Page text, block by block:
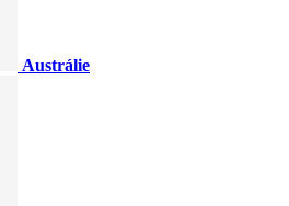
Austrálie